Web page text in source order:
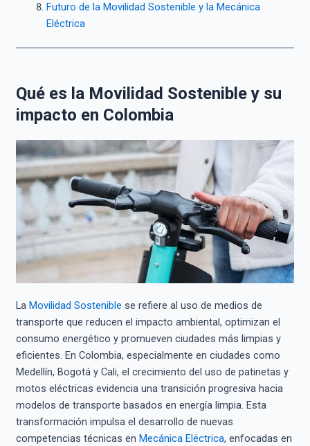
Futuro de la Movilidad Sostenible y la Mecánica
Eléctrica
Qué es la Movilidad Sostenible y su
impacto en Colombia
La Movilidad Sostenible se refiere al uso de medios de
transporte que reducen el impacto ambiental, optimizan el
consumo energético y promueven ciudades más limpias y
eficientes. En Colombia, especialmente en ciudades como
Medellín, Bogotá y Cali, el crecimiento del uso de patinetas y
motos eléctricas evidencia una transición progresiva hacia
modelos de transporte basados en energía limpia. Esta
transformación impulsa el desarrollo de nuevas
competencias técnicas en Mecánica Eléctrica, enfocadas en